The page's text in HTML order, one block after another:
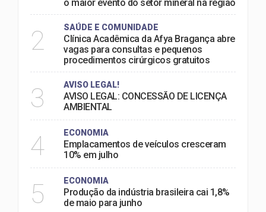
o maior evento do setor mineral na região
2 SAÚDE E COMUNIDADE
Clínica Acadêmica da Afya Bragança abre
vagas para consultas e pequenos
procedimentos cirúrgicos gratuitos
3 AVISO LEGAL!
AVISO LEGAL: CONCESSÃO DE LICENÇA
AMBIENTAL
4 ECONOMIA
Emplacamentos de veículos cresceram
10% em julho
5 ECONOMIA
Produção da indústria brasileira cai 1,8%
de maio para junho